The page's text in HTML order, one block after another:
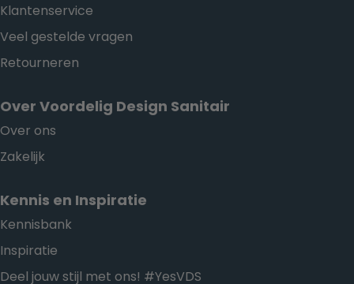
Klantenservice
Veel gestelde vragen
Retourneren
Over Voordelig Design Sanitair
Over ons
Zakelijk
Kennis en Inspiratie
Kennisbank
Inspiratie
Deel jouw stijl met ons! #YesVDS